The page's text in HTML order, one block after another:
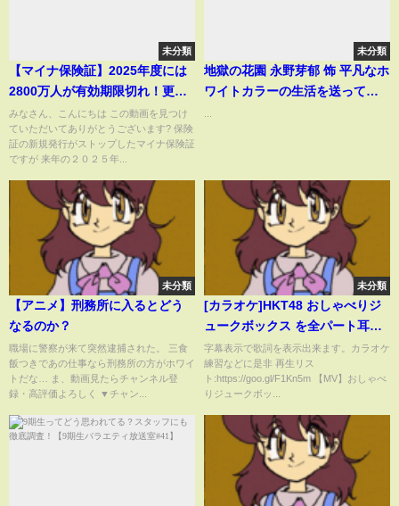
未分類
【マイナ保険証】2025年度には
2800万人が有効期限切れ！更新
について解説
みなさん、こんにちは この動画を見つけ
ていただいてありがとうございます? 保険
証の新規発行がストップしたマイナ保険証
ですが 来年の２０２５年...
未分類
地獄の花園 永野芽郁 饰 平凡なホ
ワイトカラーの生活を送ってい
未分類
【アニメ】刑務所に入るとどう
なるのか？
職場に警察が来て突然逮捕された。 三食
飯つきであの仕事なら刑務所の方がホワイ
トだな… ま、動画見たらチャンネル登
録・高評価よろしく ▼チャン...
未分類
[カラオケ]HKT48 おしゃべりジ
ュークボックス を全パート耳コ
ピして打ち込みして弾いてみた
[DTM]
字幕表示で歌詞を表示出来ます。カラオケ
練習などに是非 再生リス
ト:https://goo.gl/F1Kn5m 【MV】おしゃべ
りジュークボッ...